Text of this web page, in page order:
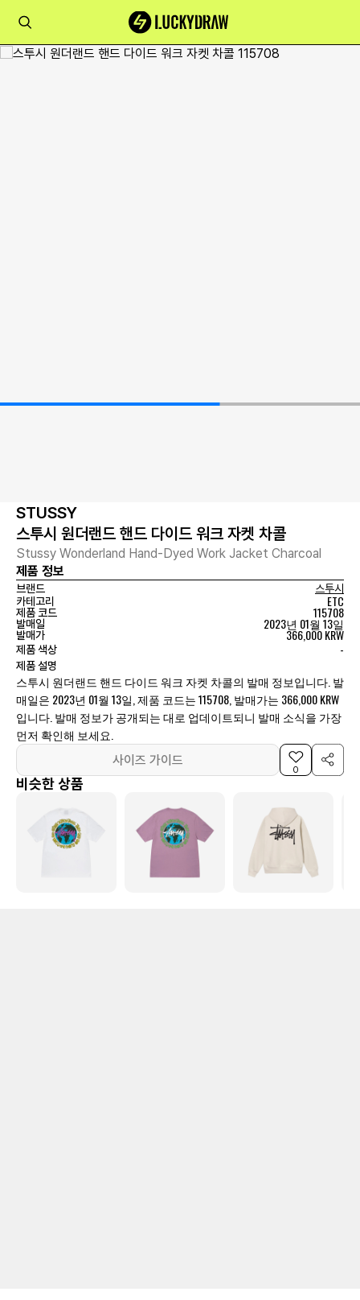
STUSSY
스투시 원더랜드 핸드 다이드 워크 자켓 차콜
Stussy Wonderland Hand-Dyed Work Jacket Charcoal
제품 정보
브랜드
스투시
카테고리
ETC
제품 코드 115708
발매일 2023년 01월 13일
발매가 366,000 KRW
제품 색상 -
제품 설명
스투시 원더랜드 핸드 다이드 워크 자켓 차콜의 발매 정보입니다. 발
매일은 2023년 01월 13일, 제품 코드는 115708, 발매가는 366,000 KRW
입니다. 발매 정보가 공개되는 대로 업데이트되니 발매 소식을 가장
먼저 확인해 보세요.
사이즈 가이드
0
비슷한 상품